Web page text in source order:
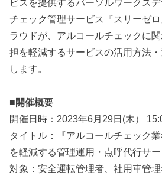
ビスを提供するパーソルワークス
チェック管理サービス『スリーゼ
ラウドが、アルコールチェックに
担を軽減するサービスの活用方法
します。
■開催概要
開催日時：2023年6月29日(木）
タイトル：『アルコールチェック
を軽減する管理運用・点呼代行サー
対象：安全運転管理者、社用車管